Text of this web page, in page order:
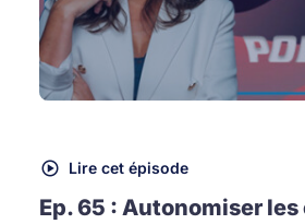
Lire cet épisode
Ep. 65 : Autonomiser